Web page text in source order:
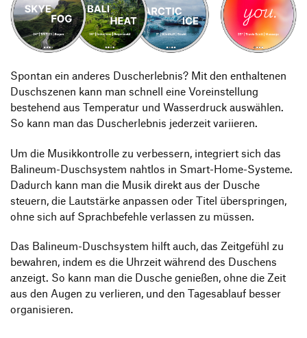
Spontan ein anderes Duscherlebnis? Mit den enthaltenen
Duschszenen kann man schnell eine Voreinstellung
bestehend aus Temperatur und Wasserdruck auswählen.
So kann man das Duscherlebnis jederzeit variieren.
Um die Musikkontrolle zu verbessern, integriert sich das
Balineum-Duschsystem nahtlos in Smart-Home-Systeme.
Dadurch kann man die Musik direkt aus der Dusche
steuern, die Lautstärke anpassen oder Titel überspringen,
ohne sich auf Sprachbefehle verlassen zu müssen.
Das Balineum-Duschsystem hilft auch, das Zeitgefühl zu
bewahren, indem es die Uhrzeit während des Duschens
anzeigt. So kann man die Dusche genießen, ohne die Zeit
aus den Augen zu verlieren, und den Tagesablauf besser
organisieren.